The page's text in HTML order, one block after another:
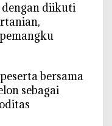
dengan diikuti
bersama
sebagai